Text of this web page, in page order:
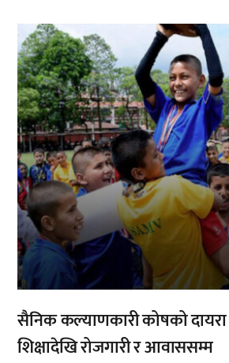
,
सैनिक कल्याणकारी कोषको
शिक्षादेखि रोजगारी र आवाससम्म